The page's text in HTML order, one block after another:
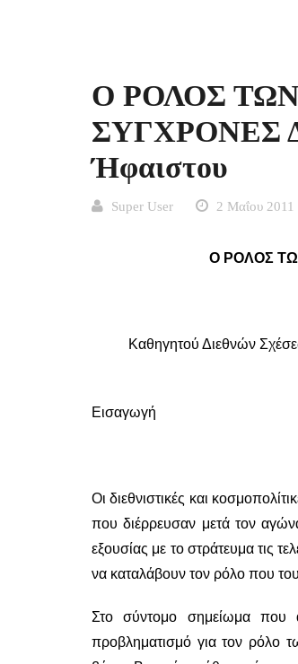
Ο ΡΟΛΟΣ
ΣΥΓΧΡΟΝΕΣ
Ήφαιστου
Super User 2 Μαΐου 2011
Ο ΡΟΛΟΣ
Καθηγητού Διεθνών
Εισαγωγή
Οι διεθνιστικές και
που διέρρευσαν μετά τον
εξουσίας με το στράτευμα τις
να καταλάβουν τον ρόλο που
Στο σύντομο σημείωμα που
προβληματισμό για τον ρόλο